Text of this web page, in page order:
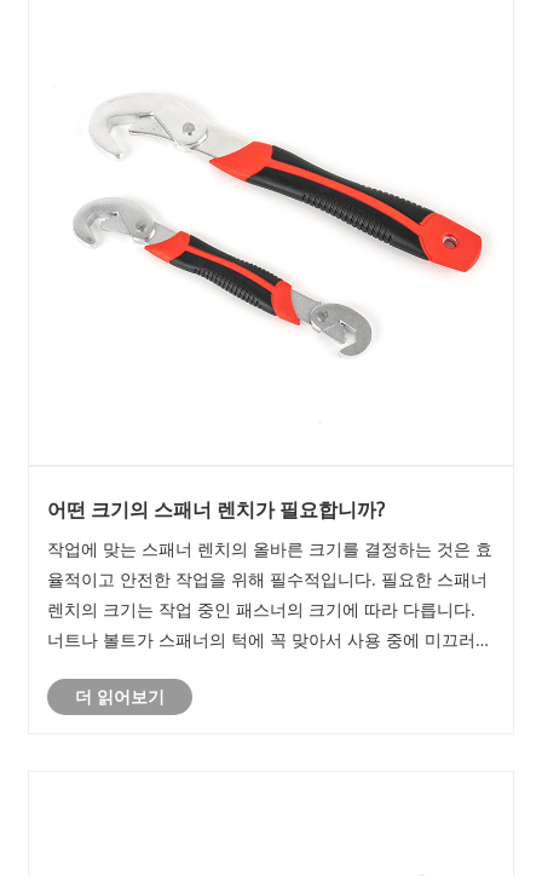
어떤 크기의 스패너 렌치가 필요합니까?
작업에 맞는 스패너 렌치의 올바른 크기를 결정하는 것은 효
율적이고 안전한 작업을 위해 필수적입니다. 필요한 스패너
렌치의 크기는 작업 중인 패스너의 크기에 따라 다릅니다.
너트나 볼트가 스패너의 턱에 꼭 맞아서 사용 중에 미끄러지
더 읽어보기